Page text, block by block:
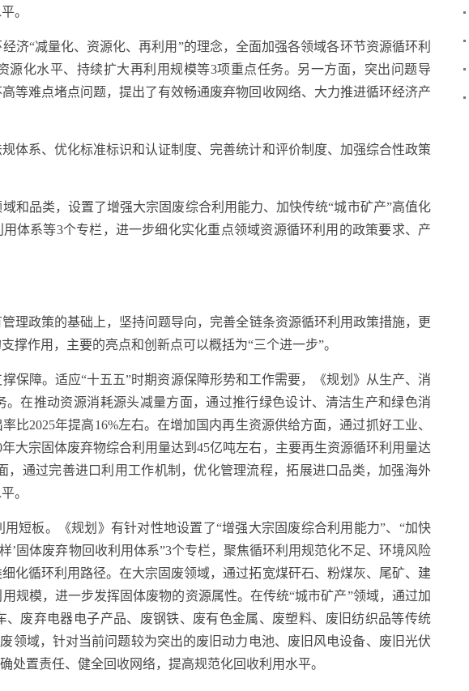
。
“减量化、资源化、再利用”的理念，全面加强各领域各环节资源循环利
源化水平、持续扩大再利用规模等3项重点任务。另一方面，突出问题导
等难点堵点问题，提出了有效畅通废弃物回收网络、大力推进循环经济产
系、优化标准标识和认证制度、完善统计和评价制度、加强综合性政策
品类，设置了增强大宗固废综合利用能力、加快传统“城市矿产”高值化
体系等3个专栏，进一步细化实化重点领域资源循环利用的政策要求、产
理政策的基础上，坚持问题导向，完善全链条资源循环利用政策措施，更
撑作用，主要的亮点和创新点可以概括为“三个进一步”。
障。适应“十五五”时期资源保障形势和工作需要，《规划》从生产、消
在推动资源消耗源头减量方面，通过推行绿色设计、清洁生产和绿色消
比2025年提高16%左右。在增加国内再生资源供给方面，通过抓好工业、
大宗固体废弃物综合利用量达到45亿吨左右，主要再生资源循环利用量达
，通过完善进口利用工作机制，优化管理流程，拓展进口品类，加强海外
。
板。《规划》有针对性地设置了“增强大宗固废综合利用能力”、“加快
’固体废弃物回收利用体系”3个专栏，聚焦循环利用规范化不足、环境风险
化循环利用路径。在大宗固废领域，通过拓宽煤矸石、粉煤灰、尾矿、建
规模，进一步发挥固体废物的资源属性。在传统“城市矿产”领域，通过加
废弃电器电子产品、废钢铁、废有色金属、废塑料、废旧纺织品等传统
领域，针对当前问题较为突出的废旧动力电池、废旧风电设备、废旧光伏
处置责任、健全回收网络，提高规范化回收利用水平。